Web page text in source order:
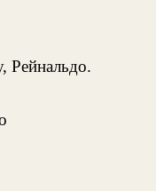
Рейнальдо.